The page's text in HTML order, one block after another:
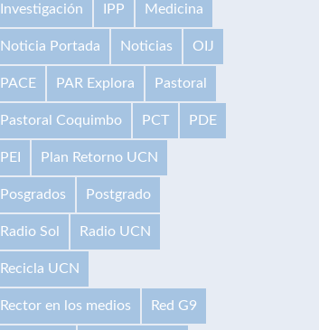
Investigación IPP Medicina
Noticia Portada Noticias OIJ
PACE PAR Explora Pastoral
Pastoral Coquimbo PCT PDE
PEI Plan Retorno UCN
Posgrados Postgrado
Radio Sol Radio UCN
Recicla UCN
Rector en los medios Red G9